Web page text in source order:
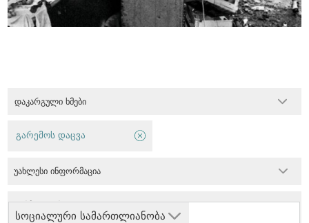
დაკარგული ხმები
სოციალური სამართლიანობა
გარემოს დაცვა
უახლესი ინფორმაცია